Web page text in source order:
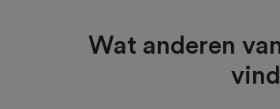
Wat anderen